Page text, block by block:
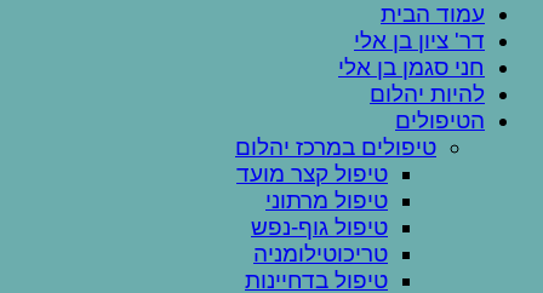
עמוד הבית
דר' ציון בן אלי
חני סגמן בן אלי
להיות יהלום
הטיפולים
טיפולים במרכז יהלום
טיפול קצר מועד
טיפול מרתוני
טיפול גוף-נפש
טריכוטילומניה
טיפול בדחיינות